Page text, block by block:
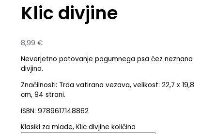
Klic divjine
8,99 €
Neverjetno potovanje pogumnega psa čez neznano
divjino.
Značilnosti: Trda vatirana vezava, velikost: 22,7 x 19,8
cm, 94 strani.
ISBN: 9789617148862
Klasiki za mlade, Klic divjine količina